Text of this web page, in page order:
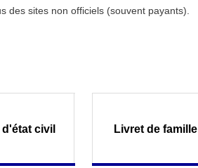
des sites non officiels (souvent payants).
civil Livret de famille